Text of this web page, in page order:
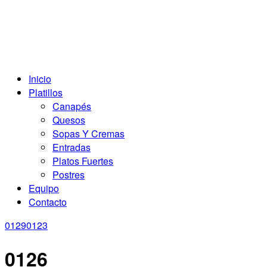
Inicio
Platillos
Canapés
Quesos
Sopas Y Cremas
Entradas
Platos Fuertes
Postres
Equipo
Contacto
01290123
0126